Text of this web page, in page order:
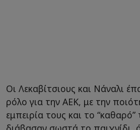
Οι Λεκαβίτσιους και Νάναλι
ρόλο για την ΑΕΚ, με την
εμπειρία τους και το “καθαρό”